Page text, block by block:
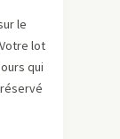
le
lot
qui